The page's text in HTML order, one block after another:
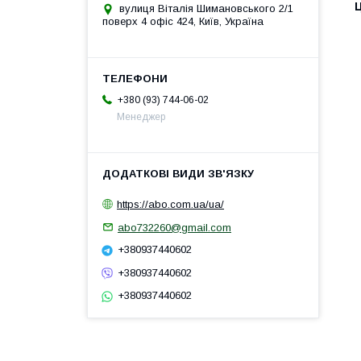
вулиця Віталія Шимановського 2/1
поверх 4 офіс 424, Київ, Україна
+380 (93) 744-06-02
Менеджер
https://abo.com.ua/ua/
abo732260@gmail.com
+380937440602
+380937440602
+380937440602